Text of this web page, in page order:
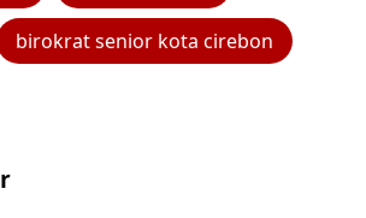
birokrat senior kota cirebon